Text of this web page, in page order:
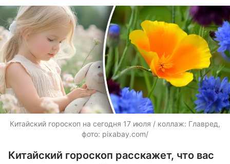
Китайский гороскоп на сегодня 17 июля / коллаж: Главред,
фото: pixabay.com/
Китайский гороскоп расскажет, что вас